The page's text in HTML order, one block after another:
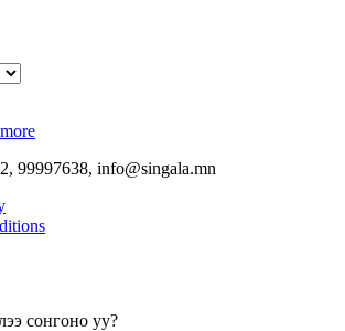
99997638, info@singala.mn
сонгоно уу?